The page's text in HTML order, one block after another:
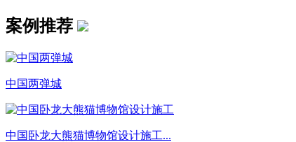
案例推荐
中国两弹城
中国卧龙大熊猫博物馆设计施工...